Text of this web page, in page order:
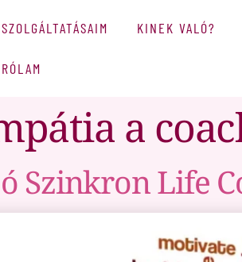
SZOLGÁLTATÁSAIM KINEK VALÓ?
RÓLAM
a
Szinkron Life